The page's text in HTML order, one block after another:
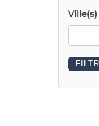
Ville(s)